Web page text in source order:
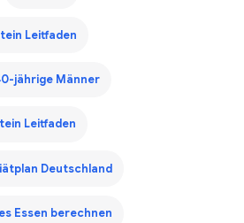
Leitfaden
jährige Männer
Leitfaden
Deutschland
Essen berechnen